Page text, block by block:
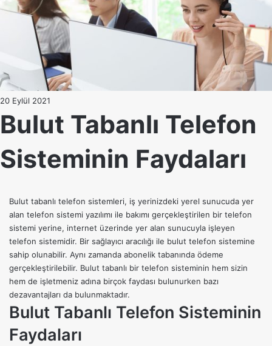
20 Eylül 2021
Bulut Tabanlı Telefon
Sisteminin Faydaları
Bulut tabanlı telefon sistemleri, iş yerinizdeki yerel sunucuda yer
alan telefon sistemi yazılımı ile bakımı gerçekleştirilen bir telefon
sistemi yerine, internet üzerinde yer alan sunucuyla işleyen
telefon sistemidir. Bir sağlayıcı aracılığı ile bulut telefon sistemine
sahip olunabilir. Aynı zamanda abonelik tabanında ödeme
gerçekleştirilebilir. Bulut tabanlı bir telefon sisteminin hem sizin
hem de işletmeniz adına birçok faydası bulunurken bazı
dezavantajları da bulunmaktadır.
Bulut Tabanlı Telefon Sisteminin
Faydaları